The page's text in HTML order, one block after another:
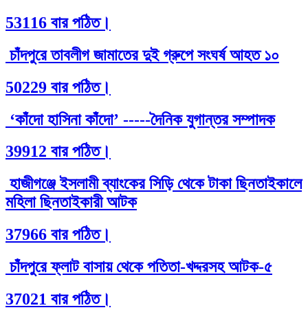
53116 বার পঠিত।
চাঁদপুরে তাবলীগ জামাতের দুই গ্রুপে সংঘর্ষ আহত ১০
50229 বার পঠিত।
‘কাঁদো হাসিনা কাঁদো’ -----দৈনিক যুগান্তর সম্পাদক
39912 বার পঠিত।
হাজীগঞ্জে ইসলামী ব্যাংকের সিড়ি থেকে টাকা ছিনতাইকালে
মহিলা ছিনতাইকারী আটক
37966 বার পঠিত।
চাঁদপুরে ফ্লাট বাসায় থেকে পতিতা-খদ্দরসহ আটক-৫
37021 বার পঠিত।